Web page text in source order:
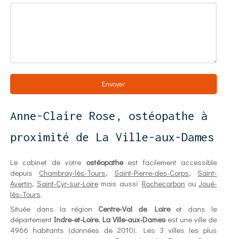
Envoyer
Anne-Claire Rose, ostéopathe à
proximité de La Ville-aux-Dames
Le cabinet de votre ostéopatheest facilement accessible
depuis Chambray-lès-Tours, Saint-Pierre-des-Corps,Saint-
Avertin, Saint-Cyr-sur-Loiremais aussi Rochecorbon ou Joué-
lès-Tours.
Située dans la région Centre-Val de Loireet dans le
département Indre-et-Loire, La Ville-aux-Dames est une ville de
4966 habitants (données de 2010). Les 3 villes les plus